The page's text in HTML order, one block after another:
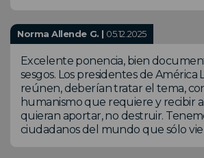
Norma Allende G. | 05.12.2025
Excelente ponencia, bien
sesgos. Los presidentes de América
reúnen, deberían tratar el tema,
humanismo que requiere y recibir
quieran aportar, no destruir.
ciudadanos del mundo que sólo